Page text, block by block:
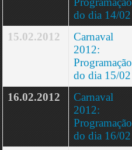
do dia 14/02
15.02.2012
Carnaval
2012:
Programação
do dia 15/02
16.02.2012
Carnaval
2012:
Programação
do dia 16/02